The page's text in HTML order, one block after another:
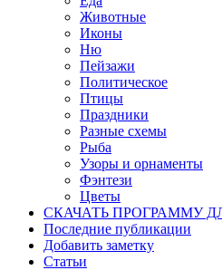
Животные
Иконы
Ню
Пейзажи
Политическое
Птицы
Праздники
Разные схемы
Рыба
Узоры и орнаменты
Фэнтези
Цветы
СКАЧАТЬ ПРОГРАММУ
Последние публикации
Добавить заметку
Статьи